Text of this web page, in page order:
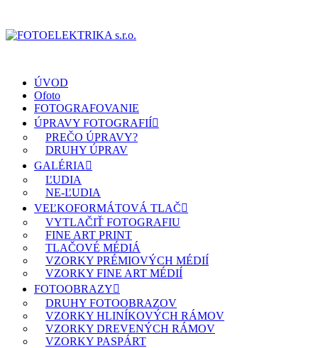
ÚVOD
Ofoto
FOTOGRAFOVANIE
ÚPRAVY FOTOGRAFIÍ
PREČO ÚPRAVY?
DRUHY ÚPRAV
GALÉRIA
ĽUDIA
NE-ĽUDIA
VEĽKOFORMÁTOVÁ TLAČ
VYTLAČIŤ FOTOGRAFIU
FINE ART PRINT
TLAČOVÉ MÉDIÁ
VZORKY PRÉMIOVÝCH MÉDIÍ
VZORKY FINE ART MÉDIÍ
FOTOOBRAZY
DRUHY FOTOOBRAZOV
VZORKY HLINÍKOVÝCH RÁMOV
VZORKY DREVENÝCH RÁMOV
VZORKY PASPÁRT